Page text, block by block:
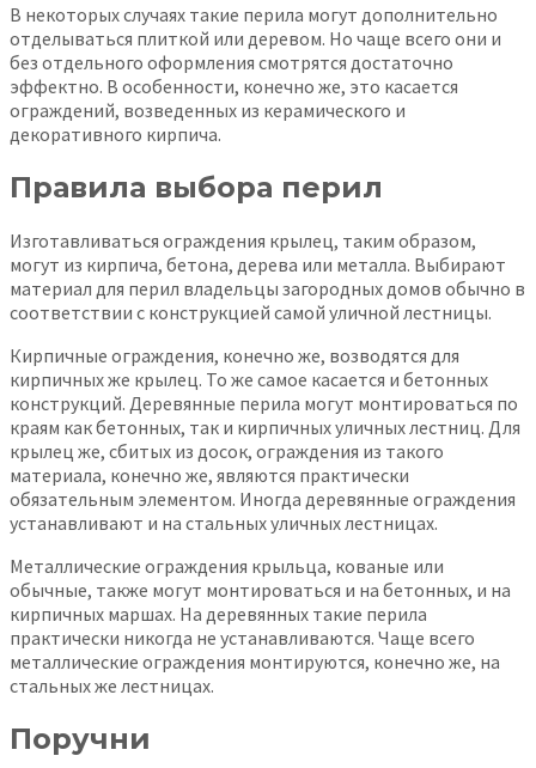
В некоторых случаях такие перила могут дополнительно
отделываться плиткой или деревом. Но чаще всего они и
без отдельного оформления смотрятся достаточно
эффектно. В особенности, конечно же, это касается
ограждений, возведенных из керамического и
декоративного кирпича.
Правила выбора перил
Изготавливаться ограждения крылец, таким образом,
могут из кирпича, бетона, дерева или металла. Выбирают
материал для перил владельцы загородных домов обычно в
соответствии с конструкцией самой уличной лестницы.
Кирпичные ограждения, конечно же, возводятся для
кирпичных же крылец. То же самое касается и бетонных
конструкций. Деревянные перила могут монтироваться по
краям как бетонных, так и кирпичных уличных лестниц. Для
крылец же, сбитых из досок, ограждения из такого
материала, конечно же, являются практически
обязательным элементом. Иногда деревянные ограждения
устанавливают и на стальных уличных лестницах.
Металлические ограждения крыльца, кованые или
обычные, также могут монтироваться и на бетонных, и на
кирпичных маршах. На деревянных такие перила
практически никогда не устанавливаются. Чаще всего
металлические ограждения монтируются, конечно же, на
стальных же лестницах.
Поручни